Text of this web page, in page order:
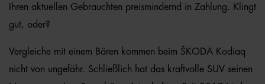
Ihren aktuellen Gebrauchten preismindernd in Zahlung. Klingt
gut, oder?
Vergleiche mit einem Bären kommen beim ŠKODA Kodiaq
nicht von ungefähr. Schließlich hat das kraftvolle SUV seinen